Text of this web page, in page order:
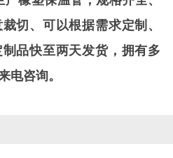
切、可以根据需求定制、
品快至两天发货，拥有多
电咨询。